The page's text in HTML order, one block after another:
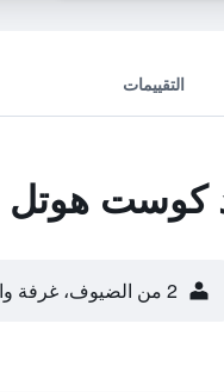
التقييمات
كوست هوتل
2 من الضيوف، غرفة واحدة